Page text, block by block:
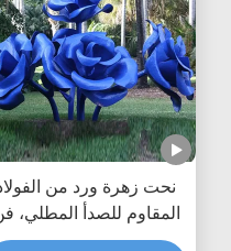
نحت زهرة ورد من الفولاذ
المقاوم للصدأ المطلي، فن
عام زخرفي حديث كبير